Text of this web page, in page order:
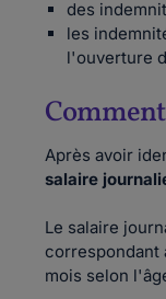
des
les
l'ouverture
Après avoir
salaire
Le salaire
correspondant
mois selon